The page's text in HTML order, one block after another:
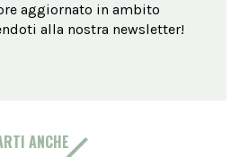
aggiornato in ambito
alla nostra newsletter!
ANCHE